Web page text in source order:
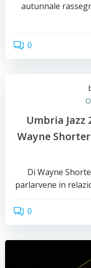
autunnale
0
Umbria Jazz
Wayne
Di Wayne
parlarvene in
0